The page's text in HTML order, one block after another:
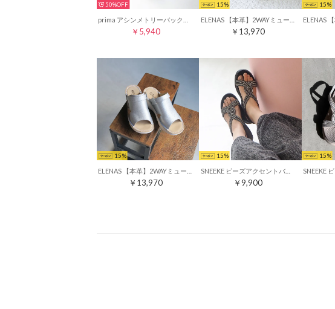
50%
￥5,940
15
￥13,970
15
15
￥13,970
15
SNEEKE ビーズアクセントバックゴムエアリーソールスニーカーサンダル （ブラック）
￥9,900
15